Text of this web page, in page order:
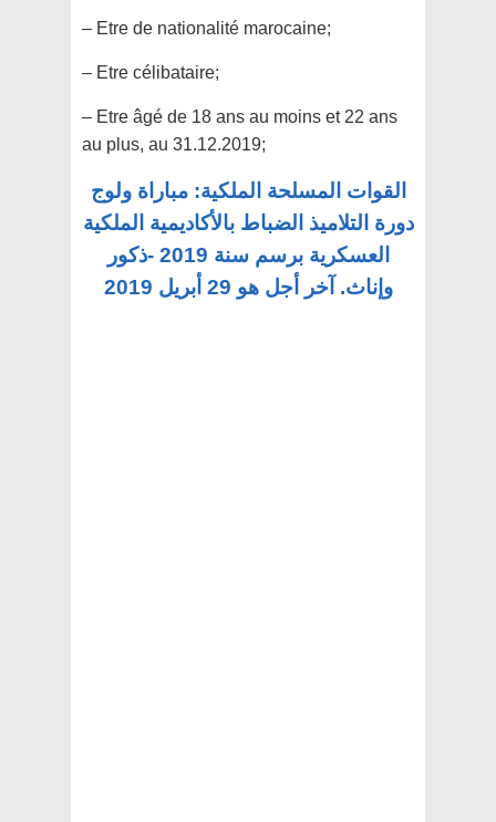
– Etre de nationalité marocaine;
– Etre célibataire;
– Etre âgé de 18 ans au moins et 22 ans
au plus, au 31.12.2019;
القوات المسلحة الملكية: مباراة ولوج
دورة التلاميذ الضباط بالأكاديمية الملكية
العسكرية برسم سنة 2019 -ذكور
وإناث. آخر أجل هو 29 أبريل 2019